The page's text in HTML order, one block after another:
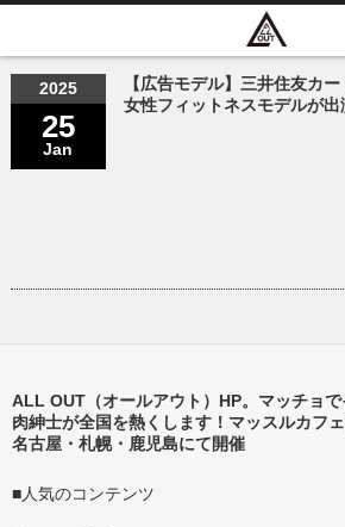
2025
25
Jan
【広告モデル】三井住友カ
女性フィットネスモデルが出
ALL OUT（オールアウト）HP。マッチョ
肉紳士が全国を熱くします！マッスルカフ
名古屋・札幌・鹿児島にて開催
■人気のコンテンツ